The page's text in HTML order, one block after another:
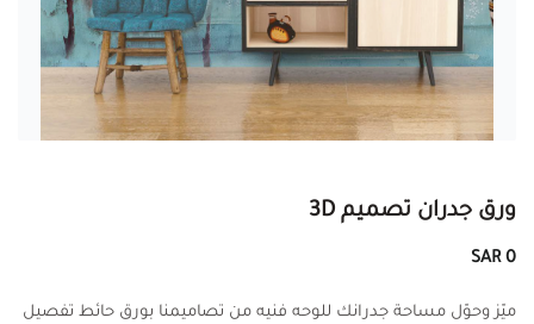
ورق جدران تصميم 3D
0 SAR
ميّز وحوّل مساحة جدرانك للوحه فنيه من تصاميمنا بورق حائط تفصيل